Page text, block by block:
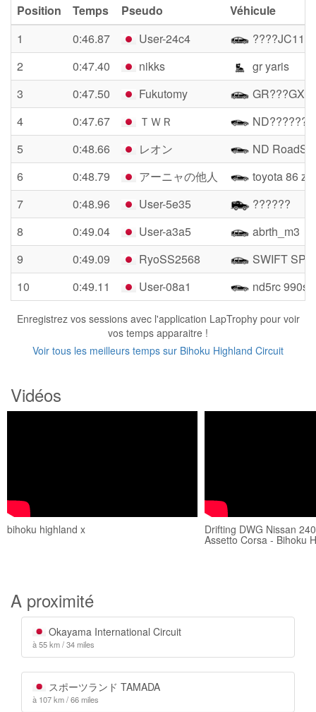
Position Temps Pseudo
Véhicule
1
0:46.87 User-24c4
????JC11
2
0:47.40 nikks
gr yaris
3
0:47.50 Fukutomy
4
0:47.67 ＴＷＲ
ND???????
5
0:48.66 レオン
ND
6
0:48.79 アーニャの他人
toyota 86
7
0:48.96 User-5e35
??????
8
0:49.04 User-a3a5
abrth_m3
9
0:49.09 RyoSS2568
SWIFT
10
0:49.11 User-08a1 nd5rc 990s
Enregistrez vos sessions avec l'application LapTrophy pour voir
vos temps apparaitre !
Voir tous les meilleurs temps sur Bihoku Highland Circuit
Vidéos
bihoku highland x Drifting DWG Nissan
Assetto Corsa - Bihoku
A proximité
Okayama International Circuit
à 55 km / 34 miles
スポーツランド TAMADA
à 107 km / 66 miles